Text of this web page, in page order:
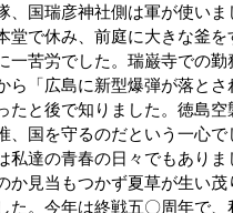
、国瑞彦神社側は軍が使い
堂で休み、前庭に大きな釜
一苦労でした。瑞巌寺での
ら「広島に新型爆弾が落と
たと後で知りました。徳島
、国を守るのだという一心
私達の青春の日々でもあり
か見当もつかず夏草が生い
た。今年は終戦五〇周年で